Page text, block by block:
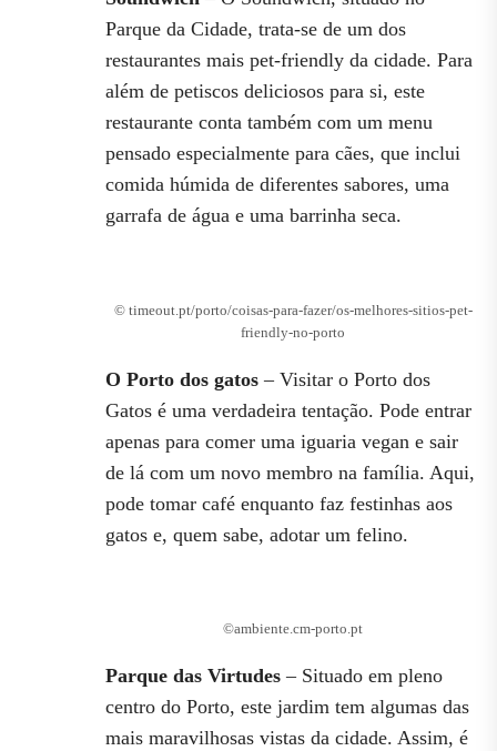
Parque da Cidade, trata-se de um dos
restaurantes mais pet-friendly da cidade. Para
além de petiscos deliciosos para si, este
restaurante conta também com um menu
pensado especialmente para cães, que inclui
comida húmida de diferentes sabores, uma
garrafa de água e uma barrinha seca.
© timeout.pt/porto/coisas-para-fazer/os-melhores-sitios-pet-
friendly-no-porto
O Porto dos gatos – Visitar o Porto dos
Gatos é uma verdadeira tentação. Pode entrar
apenas para comer uma iguaria vegan e sair
de lá com um novo membro na família. Aqui,
pode tomar café enquanto faz festinhas aos
gatos e, quem sabe, adotar um felino.
©ambiente.cm-porto.pt
Parque das Virtudes – Situado em pleno
centro do Porto, este jardim tem algumas das
mais maravilhosas vistas da cidade. Assim, é